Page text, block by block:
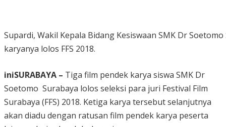
Supardi, Wakil Kepala Bidang Kesiswaan SMK Dr
karyanya lolos FFS 2018.
iniSURABAYA – Tiga film pendek karya siswa SMK Dr
Soetomo Surabaya lolos seleksi para juri Festival Film
Surabaya (FFS) 2018. Ketiga karya tersebut selanjutnya
akan diadu dengan ratusan film pendek karya peserta